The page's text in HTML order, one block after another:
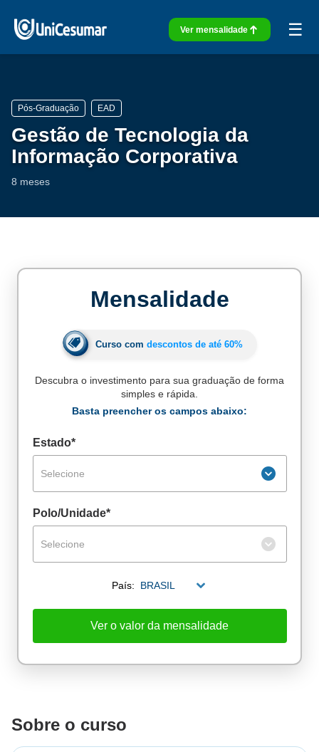
Ver mensalidade ☰
Pós-Graduação EAD
Gestão de Tecnologia da
Informação Corporativa
8 meses
Sobre o curso
Excelência no mercado de trabalho
Mensalidade
Curso com descontos de até 60%
Descubra o investimento para sua graduação de forma
simples e rápida.
Basta preencher os campos abaixo:
Estado*
Selecione
Polo/Unidade*
Selecione
País: BRASIL
Ver o valor da mensalidade